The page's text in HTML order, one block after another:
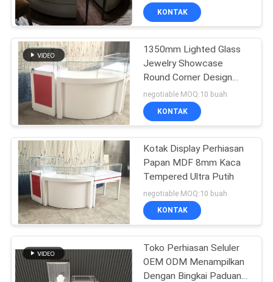
Rak pakaian
Tampilan
22
Rak Tampilan
Farmasi
Kustom
KONTAK
1350mm Lighted Glass
Jewelry Showcase
Round Corner Design
Dengan Penguncian
negotiable MOQ:10 buah
KONTAK
Kotak Display Perhiasan
Papan MDF 8mm Kaca
Tempered Ultra Putih
negotiable MOQ:10 buah
KONTAK
Toko Perhiasan Seluler
OEM ODM Menampilkan
Dengan Bingkai Paduan